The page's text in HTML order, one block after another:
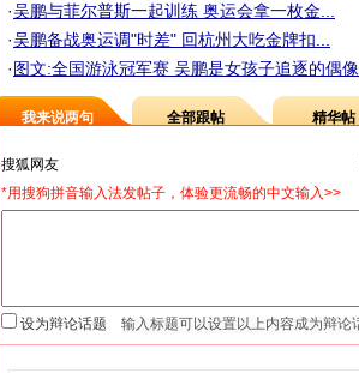
·吴鹏与菲尔普斯一起训练 奥运会拿一枚金...
·吴鹏备战奥运调"时差" 回杭州大吃金牌扣...
·图文:全国游泳冠军赛 吴鹏是女孩子追逐的偶像
我来说两句 全部跟帖 精华帖
*用搜狗拼音输入法发帖子，体验更流畅的中文输入>>
设为辩论话题